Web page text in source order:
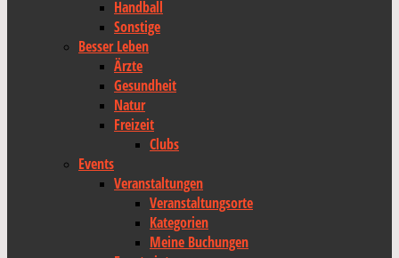
Handball
Sonstige
Besser Leben
Ärzte
Gesundheit
Natur
Freizeit
Clubs
Events
Veranstaltungen
Veranstaltungsorte
Kategorien
Meine Buchungen